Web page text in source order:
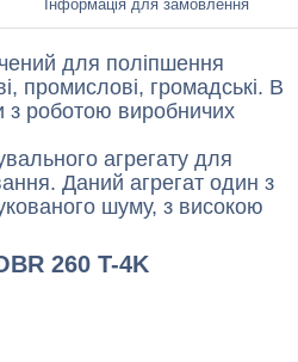
Інформація для замовлення
для поліпшення
промислові, громадські. В
з роботою виробничих
агрегату для
Даний агрегат один з
шуму, з високою
260 T-4K